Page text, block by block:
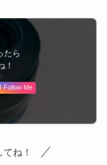
たら
！
Follow Me
ね！